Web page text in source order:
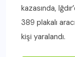
kazasında,
389 plakalı
kişi yaralandı.